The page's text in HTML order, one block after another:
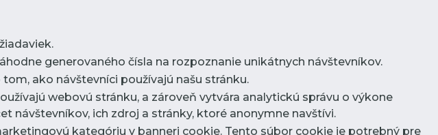
generovaného čísla na rozpoznanie unikátnych návštevníkov.
ako návštevníci používajú našu stránku.
webovú stránku, a zároveň vytvára analytickú správu o výkone
návštevníkov, ich zdroj a stránky, ktoré anonymne navštívi.
kategóriu v banneri cookie. Tento súbor cookie je potrebný pre